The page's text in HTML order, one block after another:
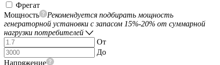
Фрегат
Мощность
Рекомендуется подбирать мощность
генераторной установки с запасом 15%-20% от суммарной
нагрузки потребителей
От
До
Напряжение